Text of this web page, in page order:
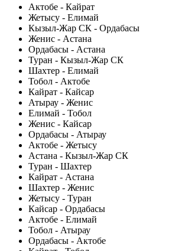
Актобе - Кайрат
Жетысу - Елимай
Кызыл-Жар СК - Ордабасы
Женис - Астана
Ордабасы - Астана
Туран - Кызыл-Жар СК
Шахтер - Елимай
Тобол - Актобе
Кайрат - Кайсар
Атырау - Женис
Елимай - Тобол
Женис - Кайсар
Ордабасы - Атырау
Актобе - Жетысу
Астана - Кызыл-Жар СК
Туран - Шахтер
Кайрат - Астана
Шахтер - Женис
Жетысу - Туран
Кайсар - Ордабасы
Актобе - Елимай
Тобол - Атырау
Ордабасы - Актобе